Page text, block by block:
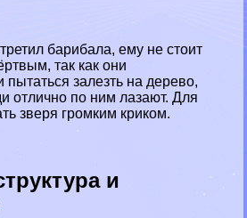
барибала, ему не стоит
так как они
залезть на дерево,
отлично по ним лазают. Для
зверя громким криком.
и